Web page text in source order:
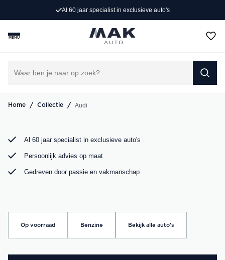
Al 60 jaar specialist in exclusieve auto's
MENU
Home / Collectie / Audi
Op zoek naar een exclusieve Audi occasion? Bij MAK
Auto vind je een zorgvuldig geselecteerd aanbod, van de
sportieve Audi A3 tot de krachtige Audi RS6. Bekijk ons
Al 60 jaar specialist in exclusieve auto's
Persoonlijk advies op maat
Gedreven door passie en vakmanschap
Op voorraad Benzine Bekijk alle auto's